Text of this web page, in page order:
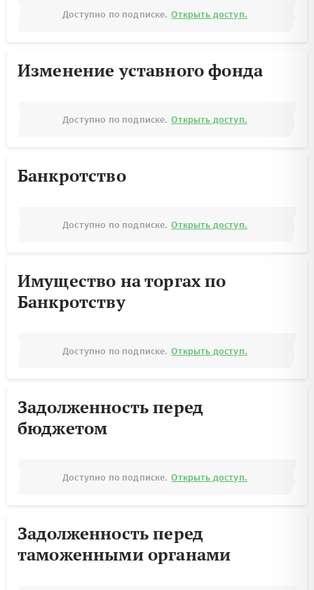
Доступно по подписке. Открыть доступ.
Изменение уставного фонда
Доступно по подписке. Открыть доступ.
Банкротство
Доступно по подписке. Открыть доступ.
Имущество на торгах по
Банкротству
Доступно по подписке. Открыть доступ.
Задолженность перед
бюджетом
Доступно по подписке. Открыть доступ.
Задолженность перед
таможенными органами